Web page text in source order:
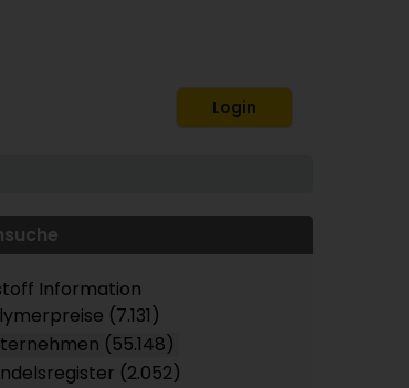
Login
Information
(7.131)
(55.148)
(2.052)